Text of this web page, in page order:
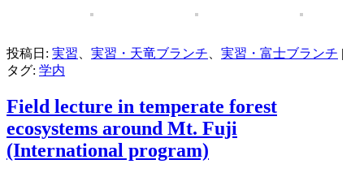
投稿日: 実習、 実習・天竜ブランチ、 実習・富士ブランチ |
タグ: 学内
Field lecture in temperate forest
ecosystems around Mt. Fuji
(International program)